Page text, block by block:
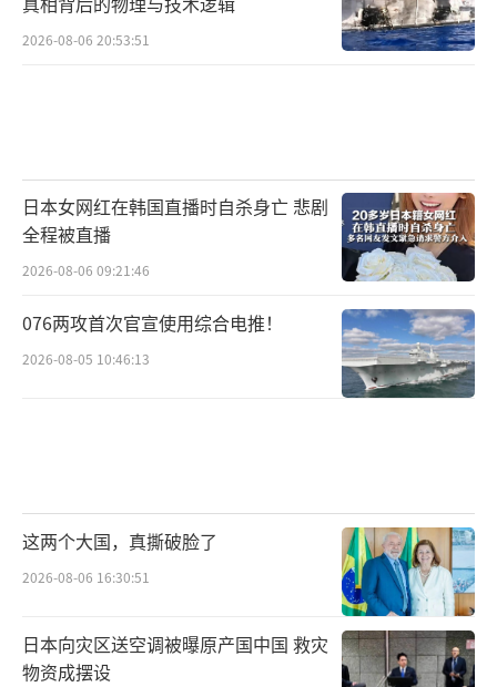
2026-08-06 20:53:51
日本女网红在韩国直播时自杀身亡 悲剧
全程被直播
2026-08-06 09:21:46
076两攻首次官宣使用综合电推！
2026-08-05 10:46:13
这两个大国，真撕破脸了
2026-08-06 16:30:51
日本向灾区送空调被曝原产国中国 救灾
物资成摆设